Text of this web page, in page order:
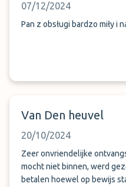
07/12/2024
Pan z obsługi bardzo miły i
Van Den heuvel
20/10/2024
Zeer onvriendelijke
mocht niet binnen, werd
betalen hoewel op bewijs